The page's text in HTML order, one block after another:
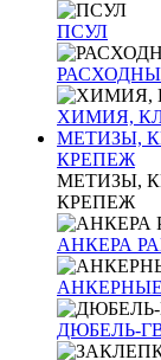
ПСУЛ
ХИМИЯ,
МЕТИЗЫ,
КРЕПЕЖ
МЕТИЗЫ,
КРЕПЕЖ
АНКЕРА
ДЮБЕЛЬ-